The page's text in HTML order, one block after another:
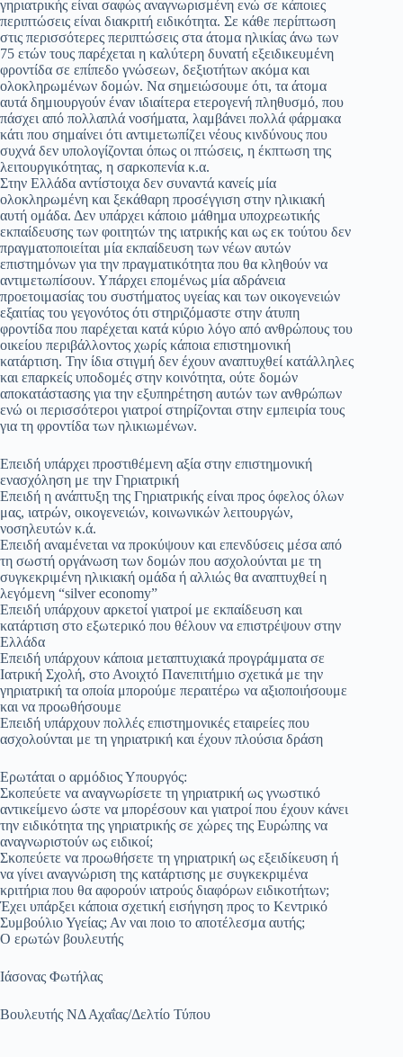
γηριατρικής είναι σαφώς αναγνωρισμένη ενώ σε κάποιες
περιπτώσεις είναι διακριτή ειδικότητα. Σε κάθε περίπτωση
στις περισσότερες περιπτώσεις στα άτομα ηλικίας άνω των
75 ετών τους παρέχεται η καλύτερη δυνατή εξειδικευμένη
φροντίδα σε επίπεδο γνώσεων, δεξιοτήτων ακόμα και
ολοκληρωμένων δομών. Να σημειώσουμε ότι, τα άτομα
αυτά δημιουργούν έναν ιδιαίτερα ετερογενή πληθυσμό, που
πάσχει από πολλαπλά νοσήματα, λαμβάνει πολλά φάρμακα
κάτι που σημαίνει ότι αντιμετωπίζει νέους κινδύνους που
συχνά δεν υπολογίζονται όπως οι πτώσεις, η έκπτωση της
λειτουργικότητας, η σαρκοπενία κ.α.
Στην Ελλάδα αντίστοιχα δεν συναντά κανείς μία
ολοκληρωμένη και ξεκάθαρη προσέγγιση στην ηλικιακή
αυτή ομάδα. Δεν υπάρχει κάποιο μάθημα υποχρεωτικής
εκπαίδευσης των φοιτητών της ιατρικής και ως εκ τούτου δεν
πραγματοποιείται μία εκπαίδευση των νέων αυτών
επιστημόνων για την πραγματικότητα που θα κληθούν να
αντιμετωπίσουν. Υπάρχει επομένως μία αδράνεια
προετοιμασίας του συστήματος υγείας και των οικογενειών
εξαιτίας του γεγονότος ότι στηριζόμαστε στην άτυπη
φροντίδα που παρέχεται κατά κύριο λόγο από ανθρώπους του
οικείου περιβάλλοντος χωρίς κάποια επιστημονική
κατάρτιση. Την ίδια στιγμή δεν έχουν αναπτυχθεί κατάλληλες
και επαρκείς υποδομές στην κοινότητα, ούτε δομών
αποκατάστασης για την εξυπηρέτηση αυτών των ανθρώπων
ενώ οι περισσότεροι γιατροί στηρίζονται στην εμπειρία τους
για τη φροντίδα των ηλικιωμένων.
Επειδή υπάρχει προστιθέμενη αξία στην επιστημονική
ενασχόληση με την Γηριατρική
Επειδή η ανάπτυξη της Γηριατρικής είναι προς όφελος όλων
μας, ιατρών, οικογενειών, κοινωνικών λειτουργών,
νοσηλευτών κ.ά.
Επειδή αναμένεται να προκύψουν και επενδύσεις μέσα από
τη σωστή οργάνωση των δομών που ασχολούνται με τη
συγκεκριμένη ηλικιακή ομάδα ή αλλιώς θα αναπτυχθεί η
λεγόμενη “silver economy”
Επειδή υπάρχουν αρκετοί γιατροί με εκπαίδευση και
κατάρτιση στο εξωτερικό που θέλουν να επιστρέψουν στην
Ελλάδα
Επειδή υπάρχουν κάποια μεταπτυχιακά προγράμματα σε
Ιατρική Σχολή, στο Ανοιχτό Πανεπιτήμιο σχετικά με την
γηριατρική τα οποία μπορούμε περαιτέρω να αξιοποιήσουμε
και να προωθήσουμε
Επειδή υπάρχουν πολλές επιστημονικές εταιρείες που
ασχολούνται με τη γηριατρική και έχουν πλούσια δράση
Ερωτάται ο αρμόδιος Υπουργός:
Σκοπεύετε να αναγνωρίσετε τη γηριατρική ως γνωστικό
αντικείμενο ώστε να μπορέσουν και γιατροί που έχουν κάνει
την ειδικότητα της γηριατρικής σε χώρες της Ευρώπης να
αναγνωριστούν ως ειδικοί;
Σκοπεύετε να προωθήσετε τη γηριατρική ως εξειδίκευση ή
να γίνει αναγνώριση της κατάρτισης με συγκεκριμένα
κριτήρια που θα αφορούν ιατρούς διαφόρων ειδικοτήτων;
Έχει υπάρξει κάποια σχετική εισήγηση προς το Κεντρικό
Συμβούλιο Υγείας; Αν ναι ποιο το αποτέλεσμα αυτής;
Ο ερωτών βουλευτής
Ιάσονας Φωτήλας
Βουλευτής ΝΔ Αχαΐας/Δελτίο Τύπου